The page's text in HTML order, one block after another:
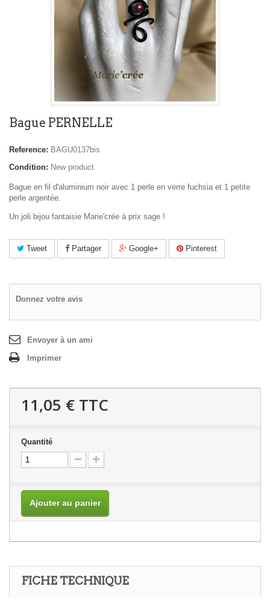
Bague PERNELLE
Reference: BAGU0137bis
Condition: New product
Bague en fil d'aluminium noir avec 1 perle en verre fuchsia et 1 petite
perle argentée.
Un joli bijou fantaisie Marie'crée à prix sage !
Tweet Partager Google+ Pinterest
Donnez votre avis
Envoyer à un ami
Imprimer
11,05 € TTC
Quantité
Ajouter au panier
FICHE TECHNIQUE